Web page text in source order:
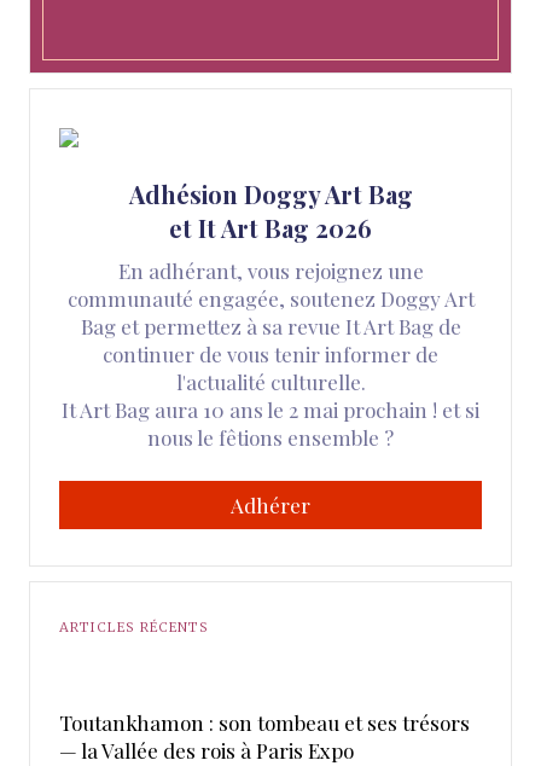
Adhésion Doggy Art Bag
et It Art Bag 2026
En adhérant, vous rejoignez une
communauté engagée, soutenez Doggy Art
Bag et permettez à sa revue It Art Bag de
continuer de vous tenir informer de
l'actualité culturelle.
It Art Bag aura 10 ans le 2 mai prochain ! et si
nous le fêtions ensemble ?
Adhérer
ARTICLES RÉCENTS
Toutankhamon : son tombeau et ses trésors
— la Vallée des rois à Paris Expo